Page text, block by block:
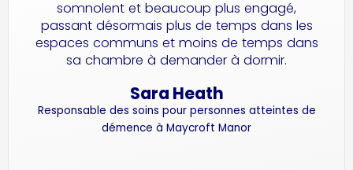
somnolent et beaucoup plus engagé,
passant désormais plus de temps dans les
espaces communs et moins de temps dans
sa chambre à demander à dormir.
Sara Heath
Responsable des soins pour personnes atteintes de
démence à Maycroft Manor